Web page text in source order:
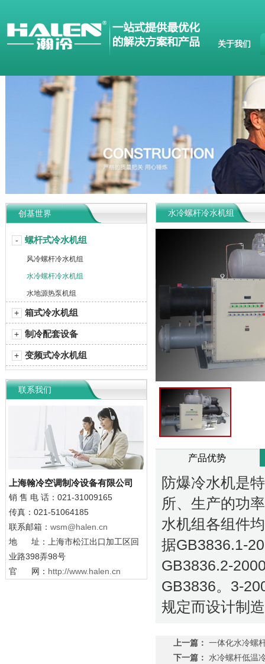
关于我们
创基世界
- 螺杆式冷水机组
风冷螺杆冷水机组
水冷螺杆冷水机组
水地源热泵机组
+ 箱式冷水机组
+ 制冷配套设备
+ 变频式冷水机组
联系我们
上海翰冷空调制冷设备有限公司
销 售 电 话：021-31009165
传真：021-51064185
联系邮箱： wsm@halen.cn
地 址：上海市松江出口加工区回
业路398弄98号
官 网： http://www.halen.cn
水冷螺杆冷水机组
产品优势
防爆冷水机是
所、生产的功
水机组各组件
据GB3836.1-
GB3836.2-
GB3836。3-
规定而设计制
上一篇： 一体化水冷螺
下一篇：
水冷螺杆低温